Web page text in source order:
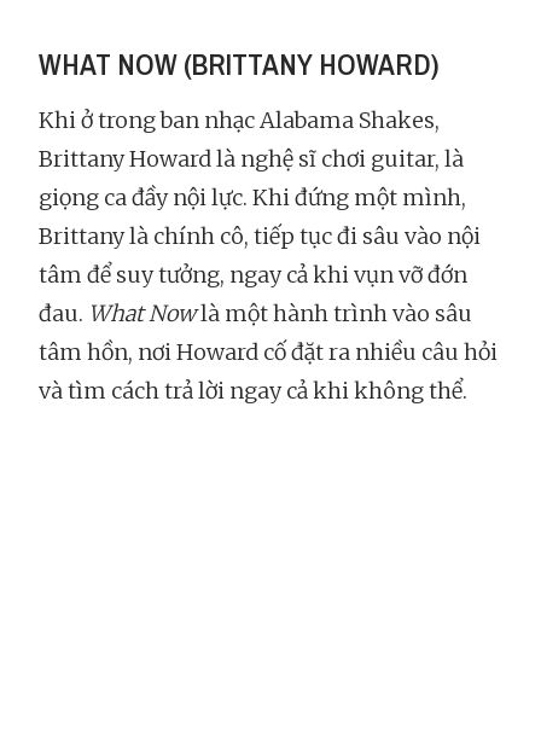
WHAT NOW (BRITTANY HOWARD)
Khi ở trong ban nhạc Alabama Shakes,
Brittany Howard là nghệ sĩ chơi guitar, là
giọng ca đầy nội lực. Khi đứng một mình,
Brittany là chính cô, tiếp tục đi sâu vào nội
tâm để suy tưởng, ngay cả khi vụn vỡ đớn
đau. What Nowlà một hành trình vào sâu
tâm hồn, nơi Howard cố đặt ra nhiều câu hỏi
và tìm cách trả lời ngay cả khi không thể.